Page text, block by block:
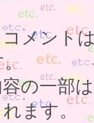
メント
容の一部
ます。